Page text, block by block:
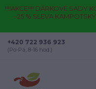
!!!!AKCE!!!! DÁRKOVÉ SADY
–25 % SLEVA
+420 722 936 923
(Po-Pá, 8-16 hod.)